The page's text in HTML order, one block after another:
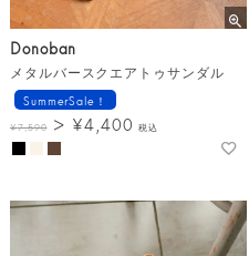
Donoban
メタルバースクエアトゥサンダル
SummerSale！
¥7,590 ¥4,400 税込